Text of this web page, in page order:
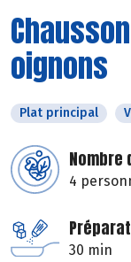
oignons
Plat principal
Nombre
4
30 min